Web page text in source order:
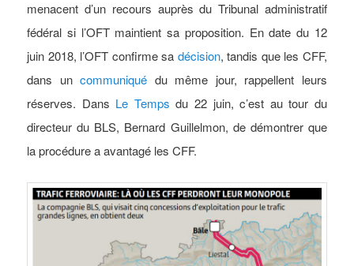
menacent d’un recours auprès du Tribunal administratif
fédéral si l’OFT maintient sa proposition. En date du 12
juin 2018, l’OFT confirme sa décision, tandis que les CFF,
dans uncommuniqué du même jour, rappellent leurs
réserves. Dans Le Temps du 22 juin, c’est au tour du
directeur du BLS, Bernard Guillelmon, de démontrer que
la procédure a avantagé les CFF.